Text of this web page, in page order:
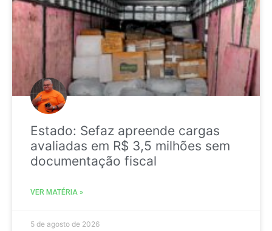
Estado: Sefaz apreende cargas
avaliadas em R$ 3,5 milhões sem
documentação fiscal
VER MATÉRIA »
5 de agosto de 2026